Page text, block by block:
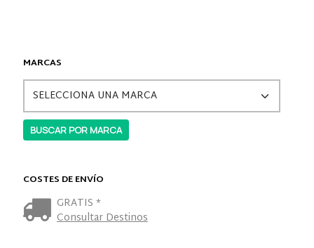
MARCAS
COSTES DE ENVÍO
GRATIS *
Consultar Destinos